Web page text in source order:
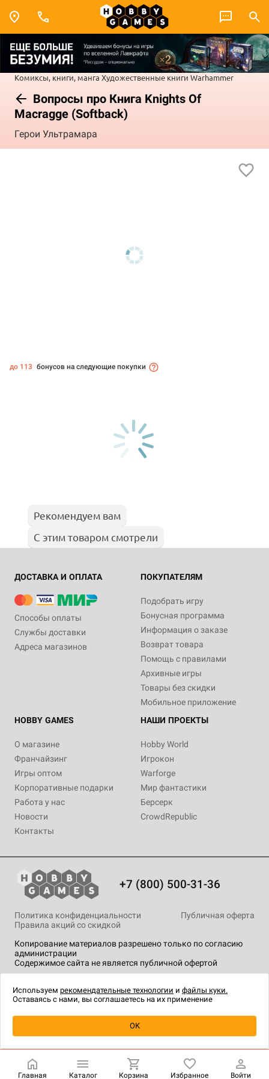
Комиксы, книги, манга Художественные книги Warhammer
Вопросы про Книга Knights Of
Macragge (Softback)
Герои Ультрамара
Уведомить о наличии
до 113 бонусов на следующие покупки
Рекомендуем вам
С этим товаром смотрели
ДОСТАВКА И ОПЛАТА
Способы оплаты
Службы доставки
Адреса магазинов
ПОКУПАТЕЛЯМ
Подобрать игру
Бонусная программа
Информация о заказе
Возврат товара
Помощь с правилами
Архивные игры
Товары без скидки
Мобильное приложение
HOBBY GAMES
О магазине
Франчайзинг
Игры оптом
Корпоративные подарки
Работа у нас
Новости
Контакты
НАШИ ПРОЕКТЫ
Hobby World
Игрокон
Warforge
Мир фантастики
Берсерк
CrowdRepublic
+7 (800) 500-31-36
Копирование материалов разрешено только по согласию
администрации
Содержимое сайта не является публичной офертой
Политика конфиденциальности
Публичная оферта
Правила акций со скидкой
технологии.
Главная Каталог Корзина Избранное Войти
Используем рекомендательные технологии и файлы куки.
Оставаясь с нами, вы соглашаетесь на их применение
OK